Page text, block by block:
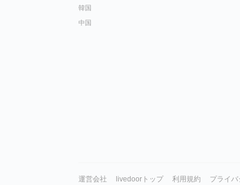
韓国
中国
運営会社 livedoorトップ 利用規約 プライ